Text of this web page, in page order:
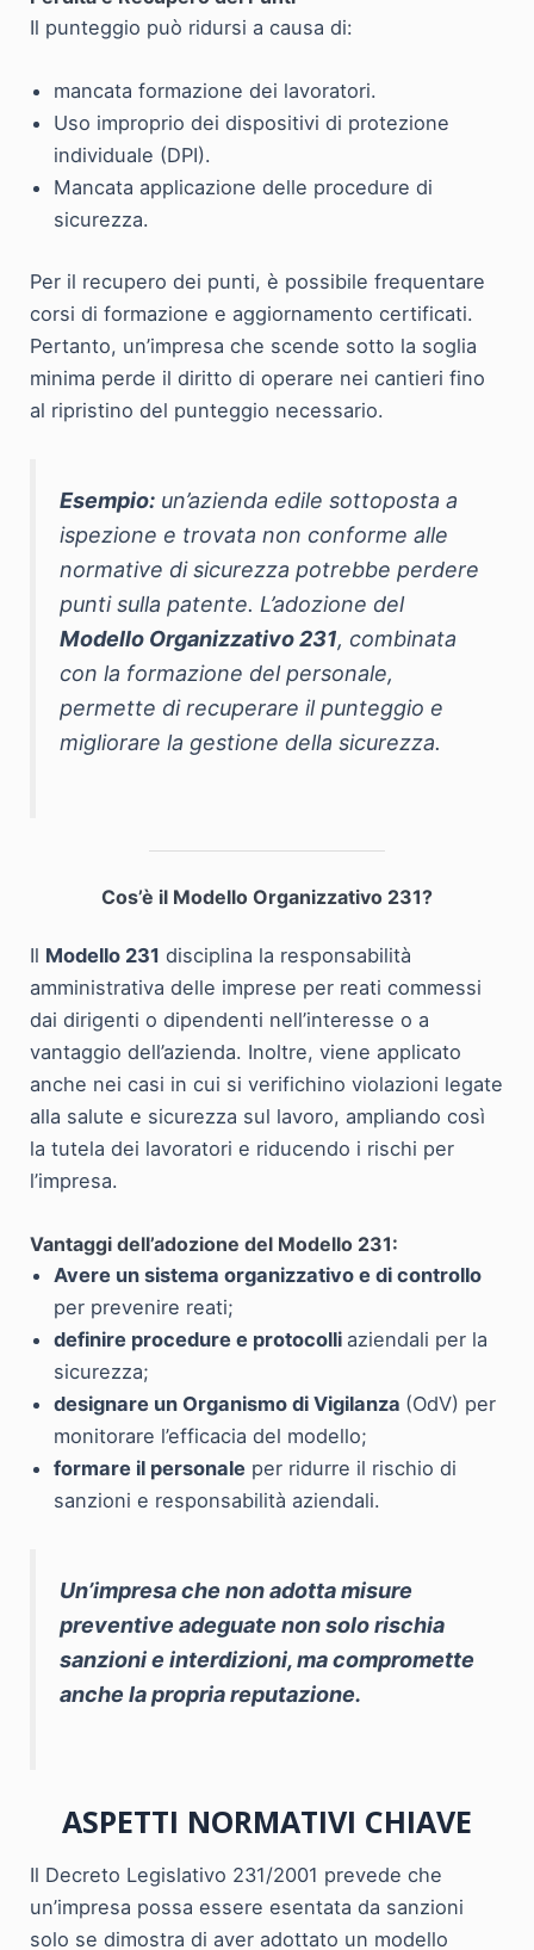
Il punteggio può ridursi a causa di:
mancata formazione dei lavoratori.
Uso improprio dei dispositivi di protezione
individuale (DPI).
Mancata applicazione delle procedure di
sicurezza.
Per il recupero dei punti, è possibile frequentare
corsi di formazione e aggiornamento certificati.
Pertanto, un’impresa che scende sotto la soglia
minima perde il diritto di operare nei cantieri fino
al ripristino del punteggio necessario.
Esempio: un’azienda edile sottoposta a
ispezione e trovata non conforme alle
normative di sicurezza potrebbe perdere
punti sulla patente. L’adozione del
Modello Organizzativo 231, combinata
con la formazione del personale,
permette di recuperare il punteggio e
migliorare la gestione della sicurezza.
Cos’è il Modello Organizzativo 231?
Il Modello 231 disciplina la responsabilità
amministrativa delle imprese per reati commessi
dai dirigenti o dipendenti nell’interesse o a
vantaggio dell’azienda. Inoltre, viene applicato
anche nei casi in cui si verifichino violazioni legate
alla salute e sicurezza sul lavoro, ampliando così
la tutela dei lavoratori e riducendo i rischi per
l’impresa.
Vantaggi dell’adozione del Modello 231:
Avere un sistema organizzativo e di controllo
per prevenire reati;
definire procedure e protocolliaziendali per la
sicurezza;
designare un Organismo di Vigilanza (OdV) per
monitorare l’efficacia del modello;
formare il personale per ridurre il rischio di
sanzioni e responsabilità aziendali.
Un’impresa che non adotta misure
preventive adeguate non solo rischia
sanzioni e interdizioni, ma compromette
anche la propria reputazione.
ASPETTI NORMATIVI CHIAVE
Il Decreto Legislativo 231/2001 prevede che
un’impresa possa essere esentata da sanzioni
solo se dimostra di aver adottato un modello